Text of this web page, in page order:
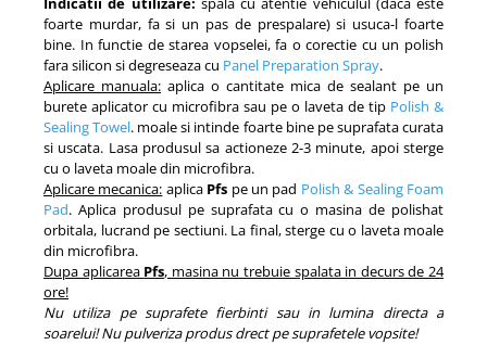
foarte murdar, fa si un pas de prespalare) si usuca-l foarte
bine. In functie de starea vopselei, fa o corectie cu un polish
fara silicon si degreseaza cu Panel Preparation Spray.
Aplicare manuala: aplica o cantitate mica de sealant pe un
burete aplicator cu microfibra sau pe o laveta de tip Polish &
Sealing Towel. moale si intinde foarte bine pe suprafata curata
si uscata. Lasa produsul sa actioneze 2-3 minute, apoi sterge
cu o laveta moale din microfibra.
Aplicare mecanica: aplica Pfs pe un pad Polish & Sealing Foam
Pad. Aplica produsul pe suprafata cu o masina de polishat
orbitala, lucrand pe sectiuni. La final, sterge cu o laveta moale
din microfibra.
Dupa aplicarea Pfs, masina nu trebuie spalata in decurs de 24
ore!
Nu utiliza pe suprafete fierbinti sau in lumina directa a
soarelui! Nu pulveriza produs drect pe suprafetele vopsite!